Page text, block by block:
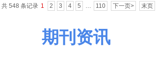
共 548 条记录 1 2 3 4 5 … 110 下一页> 末页
期刊资讯